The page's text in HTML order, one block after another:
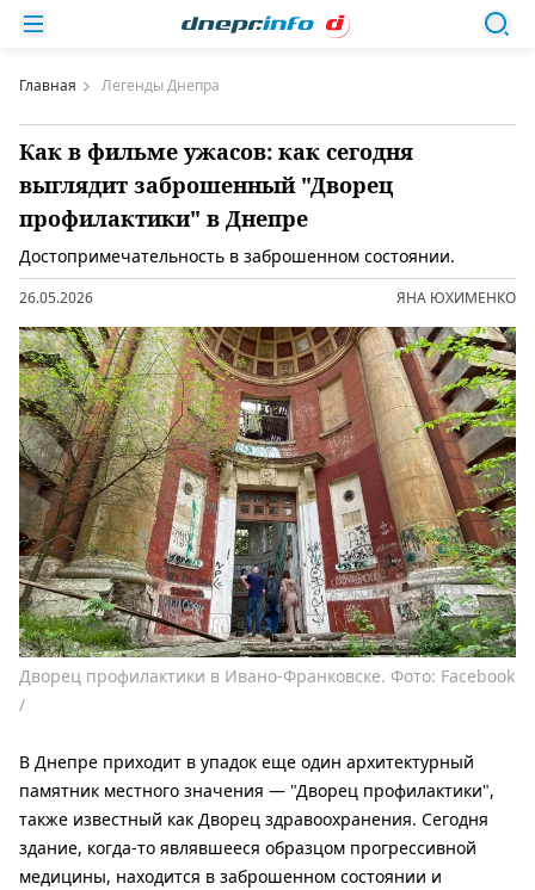
Главная Легенды Днепра
Как в фильме ужасов: как сегодня
выглядит заброшенный "Дворец
профилактики" в Днепре
Достопримечательность в заброшенном состоянии.
26.05.2026 ЯНА ЮХИМЕНКО
Дворец профилактики в Ивано-Франковске. Фото: Facebook
/
В Днепре приходит в упадок еще один архитектурный
памятник местного значения — "Дворец профилактики",
также известный как Дворец здравоохранения. Сегодня
здание, когда-то являвшееся образцом прогрессивной
медицины, находится в заброшенном состоянии и